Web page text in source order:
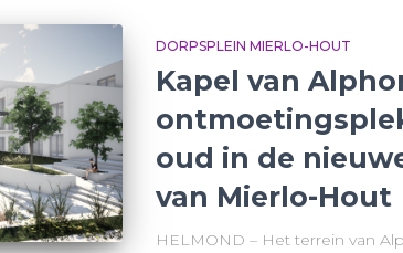
DORPSPLEIN MIERLO-HOUT
Kapel van
oud in de
van Mierlo-Hout
HELMOND – Het terrein van